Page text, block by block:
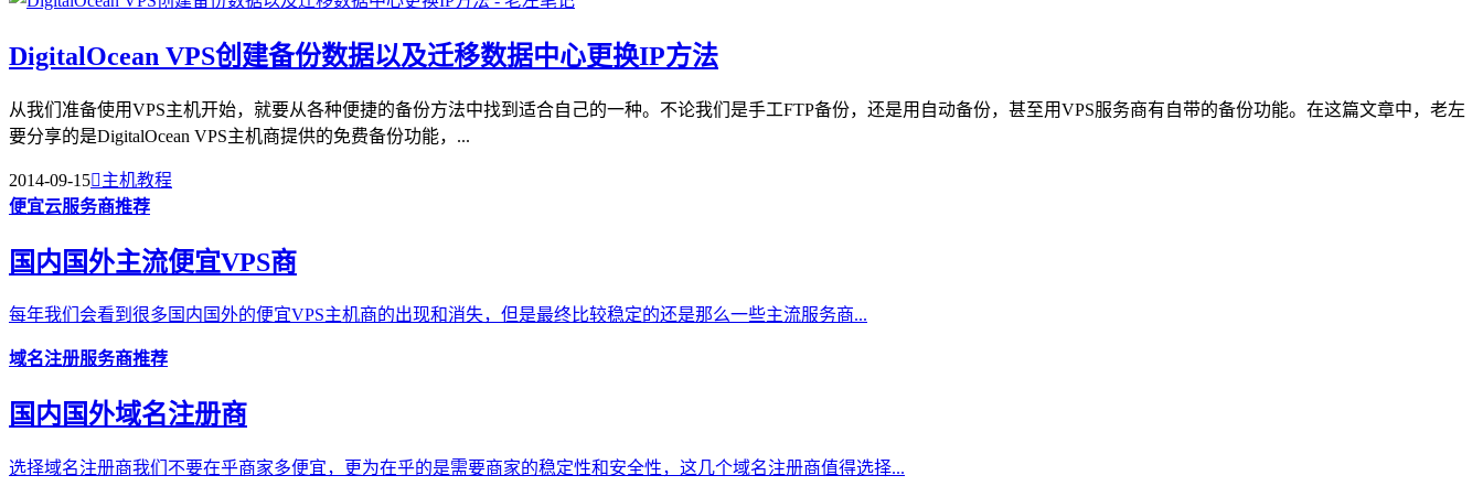
DigitalOcean VPS创建备份数据以及迁移数据中心更换IP方法
从我们准备使用VPS主机开始，就要从各种便捷的备份方法中找到适合自己的一种。不论我们是手工FTP备份，还是用自动备份，甚至用VPS服务商有自带的备份功能。在这篇文章中，老左
要分享的是DigitalOcean VPS主机商提供的免费备份功能，...
2014-09-15主机教程
便宜云服务商推荐
国内国外主流便宜VPS商
每年我们会看到很多国内国外的便宜VPS主机商的出现和消失，但是最终比较稳定的还是那么一些主流服务商...
域名注册服务商推荐
国内国外域名注册商
选择域名注册商我们不要在乎商家多便宜，更为在乎的是需要商家的稳定性和安全性，这几个域名注册商值得选择...